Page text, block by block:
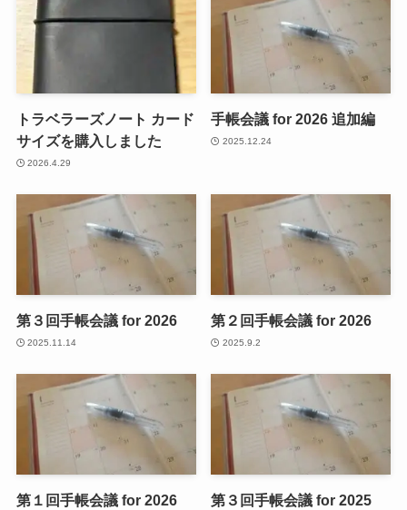
トラベラーズノート カード
サイズを購入しました
2026.4.29
手帳会議 for 2026 追加編
2025.12.24
第３回手帳会議 for 2026
2025.11.14
第２回手帳会議 for 2026
2025.9.2
第１回手帳会議 for 2026 第３回手帳会議 for 2025